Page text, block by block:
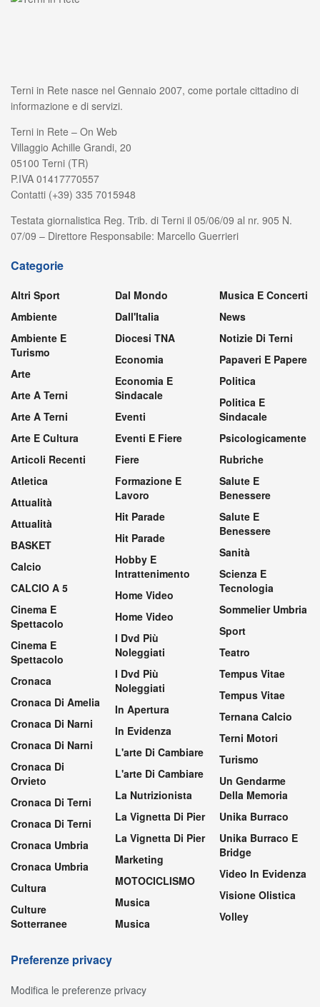
Terni in Rete nasce nel Gennaio 2007, come portale cittadino di
informazione e di servizi.
Terni in Rete – On Web
Villaggio Achille Grandi, 20
05100 Terni (TR)
P.IVA 01417770557
Contatti (+39) 335 7015948
Testata giornalistica Reg. Trib. di Terni il 05/06/09 al nr. 905 N.
07/09 – Direttore Responsabile: Marcello Guerrieri
Categorie
Altri Sport
Ambiente
Ambiente E
Turismo
Arte
Arte A Terni
Arte A Terni
Arte E Cultura
Articoli Recenti
Atletica
Attualità
Attualità
BASKET
Calcio
CALCIO A 5
Cinema E
Spettacolo
Cinema E
Spettacolo
Cronaca
Cronaca Di Amelia
Cronaca Di Narni
Cronaca Di Narni
Cronaca Di
Orvieto
Cronaca Di Terni
Cronaca Di Terni
Cronaca Umbria
Cronaca Umbria
Cultura
Culture
Sotterranee
Dal Mondo
Dall'Italia
Diocesi TNA
Economia
Economia E
Sindacale
Eventi
Eventi E Fiere
Fiere
Formazione E
Lavoro
Hit Parade
Hit Parade
Hobby E
Intrattenimento
Home Video
Home Video
I Dvd Più
Noleggiati
I Dvd Più
Noleggiati
In Apertura
In Evidenza
L'arte Di Cambiare
L'arte Di Cambiare
La Nutrizionista
La Vignetta Di Pier
La Vignetta Di Pier
Marketing
MOTOCICLISMO
Musica
Musica
Musica E Concerti
News
Notizie Di Terni
Papaveri E Papere
Politica
Politica E
Sindacale
Psicologicamente
Rubriche
Salute E
Benessere
Salute E
Benessere
Sanità
Scienza E
Tecnologia
Sommelier Umbria
Sport
Teatro
Tempus Vitae
Tempus Vitae
Ternana Calcio
Terni Motori
Turismo
Un Gendarme
Della Memoria
Unika Burraco
Unika Burraco E
Bridge
Video In Evidenza
Visione Olistica
Volley
Preferenze privacy
Modifica le preferenze privacy